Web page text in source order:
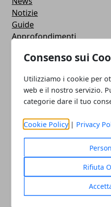
Consenso sui
Utilizziamo i cookie per
web e il nostro servizio.
categorie dare il tuo
Cookie Policy | Privacy
Rifiuta
Notizie
Guide
Approfondimenti
Sociale
Concorrenza
Cellulari e Smartphone
Immagini e GIF
Smart Watch
Strumenti
Contapassi e Calorie
Featured
Rompicapo e puzzle
Giochi